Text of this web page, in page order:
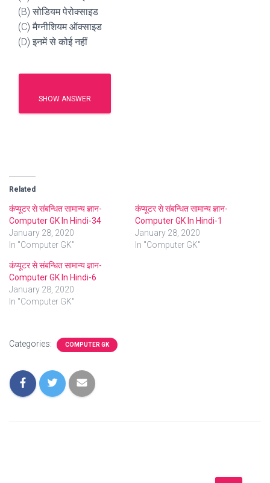
(B) सोडियम पेरोक्साइड
(C) मैग्नीशियम ऑक्साइड
(D) इनमें से कोई नहीं
SHOW ANSWER
Related
कंप्यूटर से संबन्धित सामान्य ज्ञान-
Computer GK In Hindi-34
January 28, 2020
In "Computer GK"
कंप्यूटर से संबन्धित सामान्य ज्ञान-
Computer GK In Hindi-1
January 28, 2020
In "Computer GK"
कंप्यूटर से संबन्धित सामान्य ज्ञान-
Computer GK In Hindi-6
January 28, 2020
In "Computer GK"
Categories: COMPUTER GK